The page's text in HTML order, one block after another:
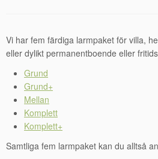
Vi har fem färdiga larmpaket för villa,
eller dylikt permanentboende eller
Grund
Grund+
Mellan
Komplett
Komplett+
Samtliga fem larmpaket kan du alltså